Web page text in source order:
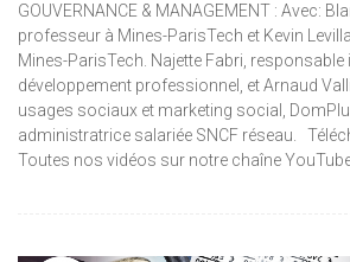
GOUVERNANCE & MANAGEMENT : Avec:
professeur à Mines-ParisTech et Kevin
Mines-ParisTech. Najette Fabri, responsable
développement professionnel, et Arnaud
usages sociaux et marketing social,
administratrice salariée SNCF réseau.
Toutes nos vidéos sur notre chaîne